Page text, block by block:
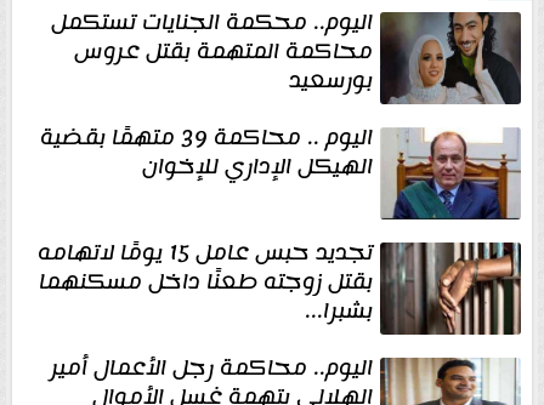
اليوم.. محكمة الجنايات تستكمل
محاكمة المتهمة بقتل عروس
بورسعيد
اليوم .. محاكمة 39 متهمًا بقضية
الهيكل الإداري للإخوان
تجديد حبس عامل 15 يومًا لاتهامه
بقتل زوجته طعنًا داخل مسكنهما
بشبرا...
اليوم.. محاكمة رجل الأعمال أمير
الهلالي بتهمة غسل الأموال